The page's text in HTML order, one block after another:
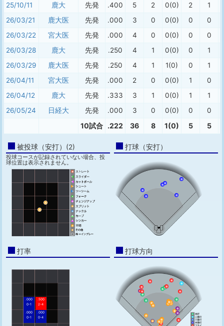
25/10/11
鹿大 先発 .400 5 2 0(0) 2
1
26/03/21
鹿大医 先発 .000 3 0 0(0) 0
0
26/03/22
宮大医 先発 .000 4 0 0(0) 0
0
26/03/28
鹿大 先発 .250 4 1 0(0) 0
1
26/03/29
鹿大医 先発 .250 4 1 1(0) 0
1
26/04/11
宮大医 先発 .000 2 0 0(0) 1
0
26/04/12
鹿大 先発 .333 3 1 0(0) 1
1
26/05/24
日経大 先発 .000 3 0 0(0) 0 0
10試合 .222 36 8 1(0) 5 5
被投球（安打）(2)
投球コースが記録されていない場合、投
球位置は表示されません。
打球（安打）
打率
.000
0-1
.500
2-4
.000
0-1
.000
0-4
打球方向